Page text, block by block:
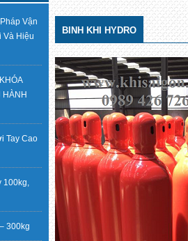
BINH KHI HYDRO
Vận
Và Hiệu
HÀNH
Tay Cao
300kg